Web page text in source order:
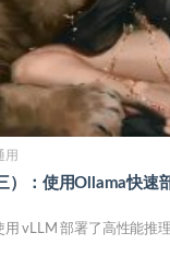
用
）：使用Ollama快速
vLLM 部署了高性能推